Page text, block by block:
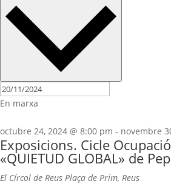
En marxa
octubre 24, 2024 @ 8:00 pm - novembre
Exposicions. Cicle
«QUIETUD GLOBAL» de
El Círcol de Reus Plaça de Prim, Reus